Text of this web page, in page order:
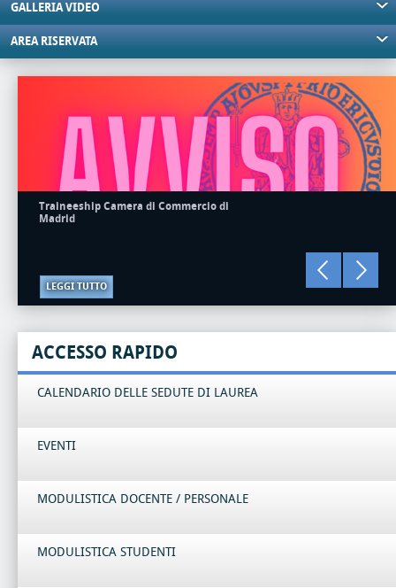
GALLERIA VIDEO
AREA RISERVATA
Traineeship Camera di Commercio di
Madrid
LEGGI TUTTO
ACCESSO RAPIDO
CALENDARIO DELLE SEDUTE DI LAUREA
EVENTI
MODULISTICA DOCENTE / PERSONALE
MODULISTICA STUDENTI